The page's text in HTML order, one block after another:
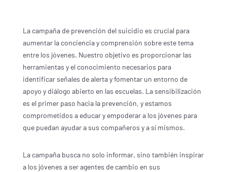
La campaña de prevención del suicidio es crucial para
aumentar la conciencia y comprensión sobre este tema
entre los jóvenes. Nuestro objetivo es proporcionar las
herramientas y el conocimiento necesarios para
identificar señales de alerta y fomentar un entorno de
apoyo y diálogo abierto en las escuelas. La sensibilización
es el primer paso hacia la prevención, y estamos
comprometidos a educar y empoderar a los jóvenes para
que puedan ayudar a sus compañeros y a sí mismos.
La campaña busca no solo informar, sino también inspirar
a los jóvenes a ser agentes de cambio en sus